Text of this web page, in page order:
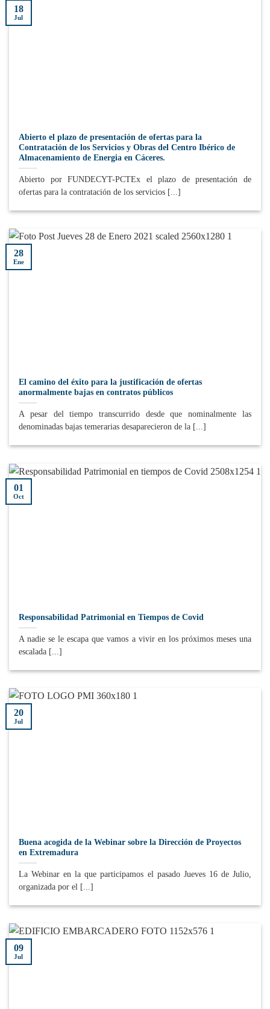
Abierto el plazo de presentación de ofertas para la
Contratación de los Servicios y Obras del Centro Ibérico de
Almacenamiento de Energia en Cáceres.
Abierto por FUNDECYT-PCTEx el plazo de presentación de
ofertas para la contratación de los servicios [...]
18
Jul
El camino del éxito para la justificación de ofertas
anormalmente bajas en contratos públicos
A pesar del tiempo transcurrido desde que nominalmente las
denominadas bajas temerarias desaparecieron de la [...]
28
Ene
Responsabilidad Patrimonial en Tiempos de Covid
A nadie se le escapa que vamos a vivir en los próximos meses una
escalada [...]
01
Oct
Buena acogida de la Webinar sobre la Dirección de Proyectos
en Extremadura
La Webinar en la que participamos el pasado Jueves 16 de Julio,
organizada por el [...]
20
Jul
09
Jul